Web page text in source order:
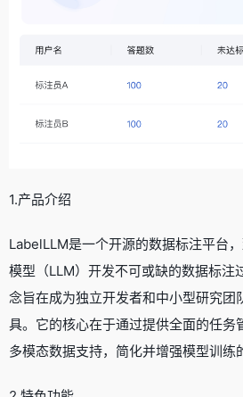
1.产品介绍
LabelLLM是一个开源的数据标注平台
模型（LLM）开发不可或缺的数据标注
念旨在成为独立开发者和中小型研究团
具。它的核心在于通过提供全面的任务
多模态数据支持，简化并增强模型训练